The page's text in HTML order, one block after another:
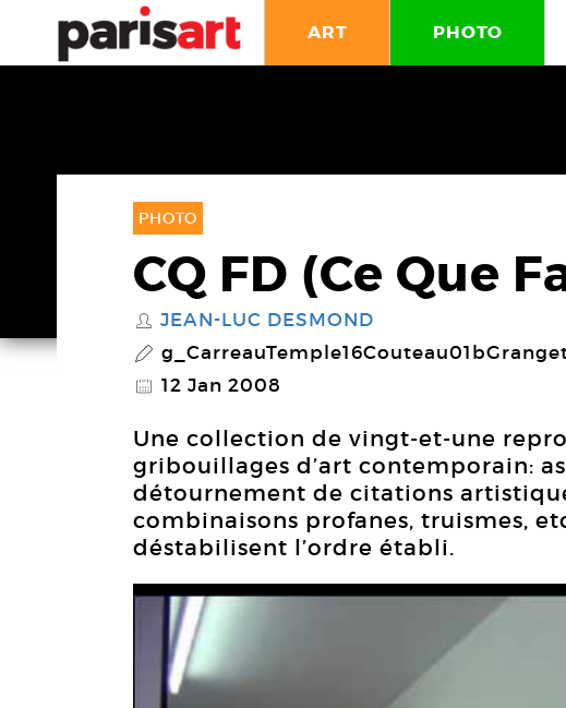
ART PHOTO
PHOTO
CQ FD (Ce Que
S JEAN-LUC DESMOND
P
@ 12 Jan 2008
Une collection de vingt-et-une
gribouillages d’art contemporain:
détournement de citations
combinaisons profanes, truismes,
déstabilisent l’ordre établi.